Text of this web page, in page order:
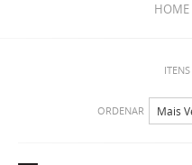
HOME
ITENS
ORDENAR